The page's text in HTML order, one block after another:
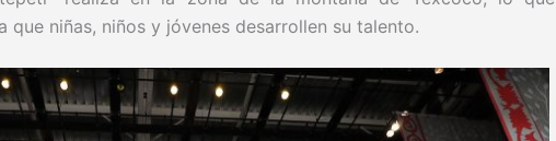
que niñas, niños y jóvenes desarrollen su talento.